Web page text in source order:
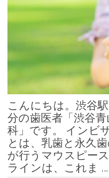
こんにちは。渋谷
分の歯医者「渋谷
科」です。 インビ
とは、乳歯と永久
が行うマウスピー
ラインは、これま …